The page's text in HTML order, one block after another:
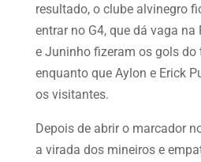
resultado, o clube alvinegro
entrar no G4, que dá vaga
e Juninho fizeram os gols do
enquanto que Aylon e Erick
os visitantes.
Depois de abrir o marcador
a virada dos mineiros e